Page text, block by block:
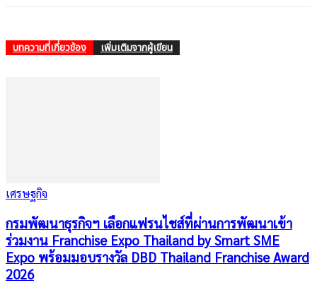
บทความที่เกี่ยวข้อง เพิ่มเติมจากผู้เขียน
เศรษฐกิจ
กรมพัฒนาธุรกิจฯ เลือกแฟรนไชส์ที่ผ่านการพัฒนาเข้า
ร่วมงาน Franchise Expo Thailand by Smart SME
Expo พร้อมมอบรางวัล DBD Thailand Franchise Award
2026